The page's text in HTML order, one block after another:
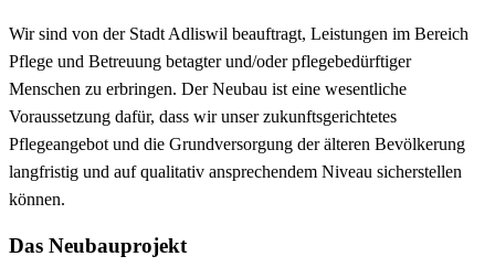
Wir sind von der Stadt Adliswil beauftragt, Leistungen im Bereich
Pflege und Betreuung betagter und/oder pflegebedürftiger
Menschen zu erbringen. Der Neubau ist eine wesentliche
Voraussetzung dafür, dass wir unser zukunftsgerichtetes
Pflegeangebot und die Grundversorgung der älteren Bevölkerung
langfristig und auf qualitativ ansprechendem Niveau sicherstellen
können.
Das Neubauprojekt